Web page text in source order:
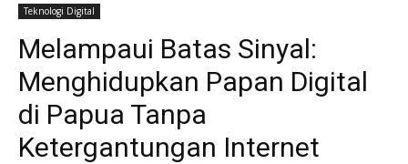
Teknologi Digital
Melampaui Batas Sinyal:
Menghidupkan Papan Digital
di Papua Tanpa
Ketergantungan Internet